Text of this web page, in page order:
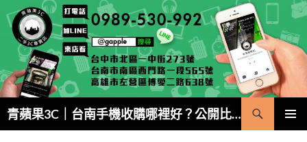
至
內
容
青蘋果3C｜台南手機收購哪裡好？公開比價・5 分鐘現金成交
搜
尋